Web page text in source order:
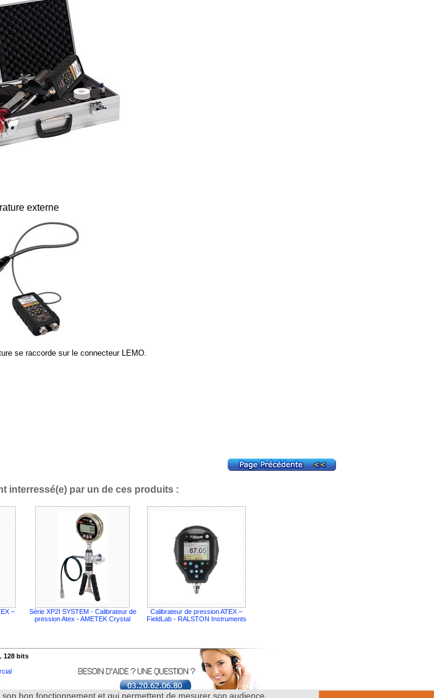
bon fonctionnement et qui permettent de mesurer son audience.
externe
se raccorde sur le connecteur LEMO.
interressé(e) par un de ces produits :
–
Série XP2I SYSTEM - Calibrateur de
pression Atex - AMETEK Crystal
Calibrateur de pression ATEX –
FieldLab - RALSTON Instruments
128 bits